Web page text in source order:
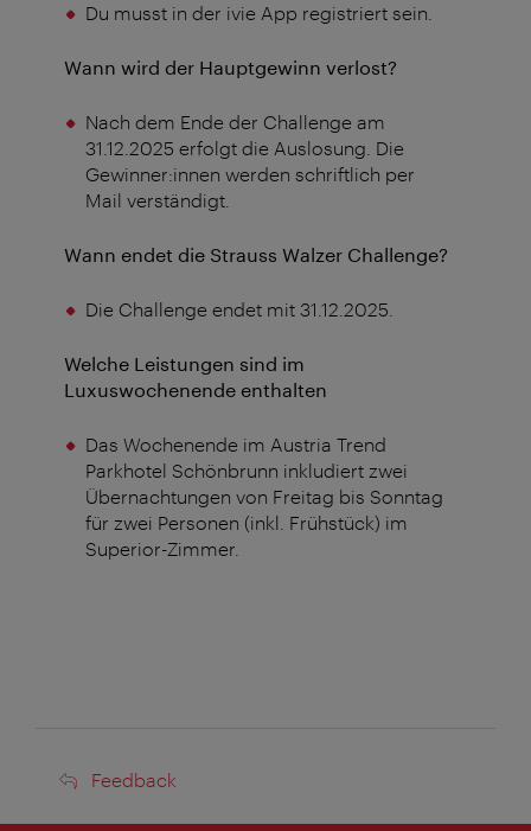
Du musst in der ivie App registriert sein.
Wann wird der Hauptgewinn verlost?
Nach dem Ende der Challenge am
31.12.2025 erfolgt die Auslosung. Die
Gewinner:innen werden schriftlich per
Mail verständigt.
Wann endet die Strauss Walzer Challenge?
Die Challenge endet mit 31.12.2025.
Welche Leistungen sind im
Luxuswochenende enthalten
Das Wochenende im Austria Trend
Parkhotel Schönbrunn inkludiert zwei
Übernachtungen von Freitag bis Sonntag
für zwei Personen (inkl. Frühstück) im
Superior-Zimmer.
Feedback
Feedback